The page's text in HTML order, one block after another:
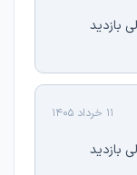
بازدید
11 خرداد 1405
بازدید